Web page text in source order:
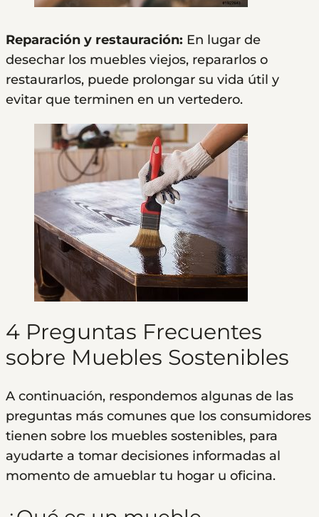
Reparación y restauración: En lugar de
desechar los muebles viejos, repararlos o
restaurarlos, puede prolongar su vida útil y
evitar que terminen en un vertedero.
4 Preguntas Frecuentes
sobre Muebles Sostenibles
A continuación, respondemos algunas de las
preguntas más comunes que los consumidores
tienen sobre los muebles sostenibles, para
ayudarte a tomar decisiones informadas al
momento de amueblar tu hogar u oficina.